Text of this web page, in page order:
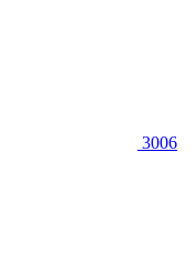
3006